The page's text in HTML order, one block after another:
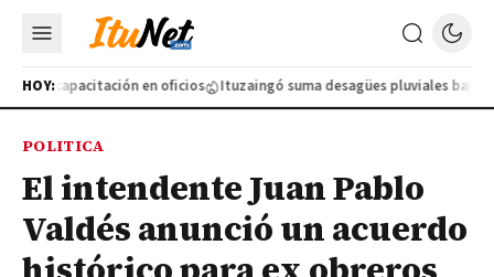
HOY:capacitación en oficios Ituzaingó suma desagües pluviales bajo
POLITICA
El intendente Juan Pablo
Valdés anunció un acuerdo